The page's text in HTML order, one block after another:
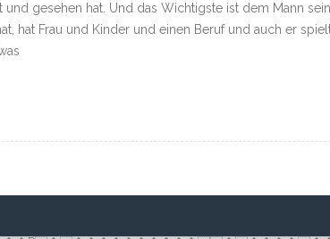
gesehen hat. Und das Wichtigste ist dem Mann
hat Frau und Kinder und einen Beruf und auch er